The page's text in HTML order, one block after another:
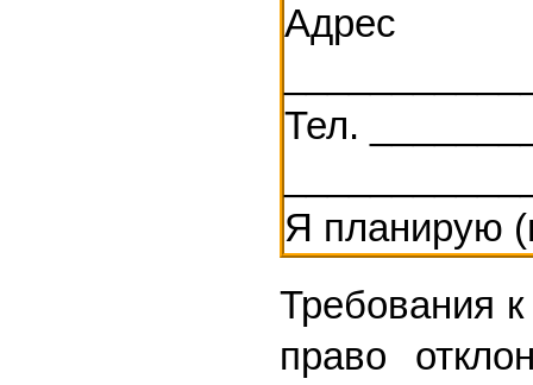
Адрес
Тел.
Я планирую
Требования
право